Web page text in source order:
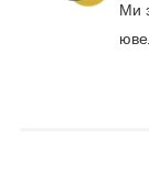
Ми